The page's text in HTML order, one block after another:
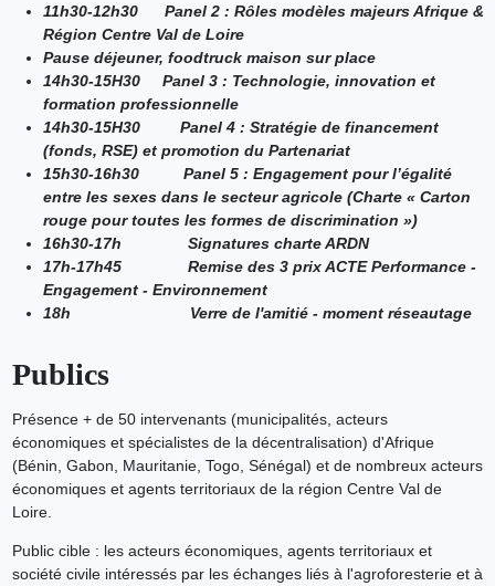
11h30-12h30 Panel 2 : Rôles modèles majeurs Afrique &
Région Centre Val de Loire
Pause déjeuner, foodtruck maison sur place
14h30-15H30 Panel 3 : Technologie, innovation et
formation professionnelle
14h30-15H30 Panel 4 : Stratégie de financement
(fonds, RSE) et promotion du Partenariat
15h30-16h30 Panel 5 : Engagement pour l’égalité
entre les sexes dans le secteur agricole (Charte « Carton
rouge pour toutes les formes de discrimination »)
16h30-17h Signatures charte ARDN
17h-17h45 Remise des 3 prix ACTE Performance -
Engagement - Environnement
18h Verre de l'amitié - moment réseautage
Publics
Présence + de 50 intervenants (municipalités, acteurs
économiques et spécialistes de la décentralisation) d'Afrique
(Bénin, Gabon, Mauritanie, Togo, Sénégal) et de nombreux acteurs
économiques et agents territoriaux de la région Centre Val de
Loire.
Public cible : les acteurs économiques, agents territoriaux et
société civile intéressés par les échanges liés à l'agroforesterie et à